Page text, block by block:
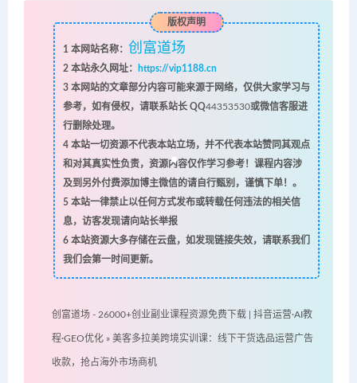
版权声明
1 本网站名称： 创富道场
2本站永久网址：
https://vip1188.cn
3本网站的文章部分内容可能来源于网络，仅供大家学习与
参考，如有侵权，请联系站长 QQ44353530或微信客服进
行删除处理。
4本站一切资源不代表本站立场，并不代表本站赞同其观点
和对其真实性负责，资源内容仅作学习参考！课程内容涉
及到另外付费添加博主微信的请自行甄别，谨慎下单！。
5本站一律禁止以任何方式发布或转载任何违法的相关信
息，访客发现请向站长举报
6本站资源大多存储在云盘，如发现链接失效，请联系我们
我们会第一时间更新。
创富道场 - 26000+创业副业课程资源免费下载 | 抖音运营·AI教
程·GEO优化 » 美客多拉美跨境实训课：线下干货选品运营广告
收款，抢占海外市场商机